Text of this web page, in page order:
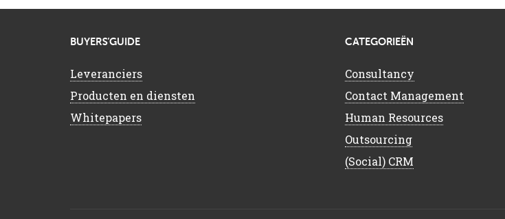
BUYERS’GUIDE
Leveranciers
Producten en diensten
Whitepapers
CATEGORIEËN
Consultancy
Contact Management
Human Resources
Outsourcing
(Social) CRM